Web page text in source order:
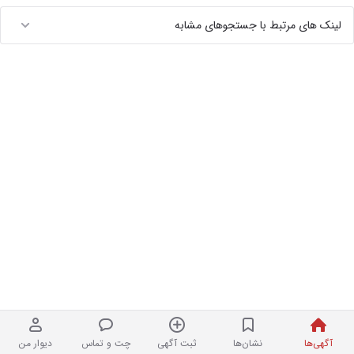
آگهی‌ها نشان‌ها ثبت آگهی چت و تماس دیوار من
لینک های مرتبط با جستجوهای مشابه